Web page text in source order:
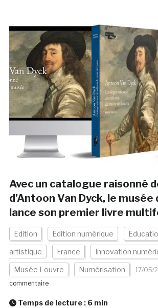
Avec un catalogue raisonné
d’Antoon Van Dyck, le musée
lance son premier livre
Edition Edition numérique
artistique France Innovation
Musée Louvre Numérisation 17/05/
commentaire
Temps de lecture : 6 min